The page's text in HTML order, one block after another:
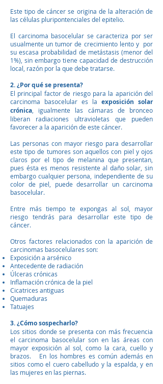
Este tipo de cáncer se origina de la alteración de
las células pluripontenciales del epitelio.
El carcinoma basocelular se caracteriza por ser
usualmente un tumor de crecimiento lento y por
su escasa probabilidad de metástasis (menor del
1%), sin embargo tiene capacidad de destrucción
local, razón por la que debe tratarse.
2. ¿Por qué se presenta?
El principal factor de riesgo para la aparición del
carcinoma basocelular es la exposición solar
crónica, igualmente las cámaras de bronceo
liberan radiaciones ultravioletas que pueden
favorecer a la aparición de este cáncer.
Las personas con mayor riesgo para desarrollar
este tipo de tumores son aquellos con piel y ojos
claros por el tipo de melanina que presentan,
pues ésta es menos resistente al daño solar, sin
embargo cualquier persona, independiente de su
color de piel, puede desarrollar un carcinoma
basocelular.
Entre más tiempo te expongas al sol, mayor
riesgo tendrás para desarrollar este tipo de
cáncer.
Otros factores relacionados con la aparición de
carcinomas basocelulares son:
Exposición a arsénico
Antecedente de radiación
Úlceras crónicas
Inflamación crónica de la piel
Cicatrices antiguas
Quemaduras
Tatuajes
3. ¿Cómo sospecharlo?
Los sitios donde se presenta con más frecuencia
el carcinoma basocelular son en las áreas con
mayor exposición al sol, como la cara, cuello y
brazos. En los hombres es común además en
sitios como el cuero cabelludo y la espalda, y en
las mujeres en las piernas.